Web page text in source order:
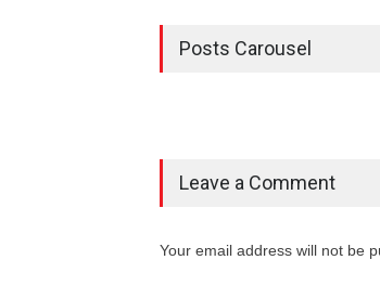
Posts Carousel
Leave a Comment
Your email address will not be